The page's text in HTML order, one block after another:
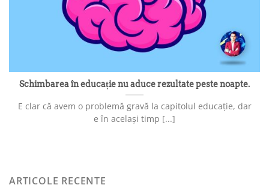
Schimbarea în educație nu aduce rezultate peste noapte.
E clar că avem o problemă gravă la capitolul educație, dar
e în același timp [...]
ARTICOLE RECENTE